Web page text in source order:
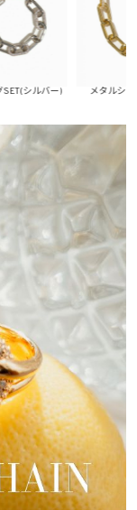
メタルシャイニーチェーン